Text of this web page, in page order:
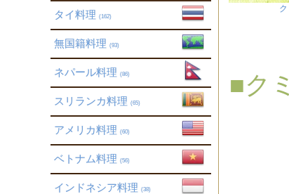
タイ料理 (162)
無国籍料理 (93)
ネパール料理 (86)
スリランカ料理 (65)
アメリカ料理 (60)
ベトナム料理 (56)
インドネシア料理 (38)
■ク